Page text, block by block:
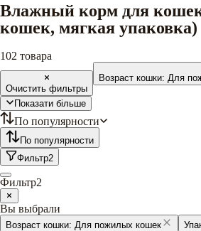
Влажный корм для
кошек, мягкая упаковка)
102 товара
Очистить фильтры
Возраст кошки: Для
Показати більше
По популярности
По популярности
Фильтр2
Фильтр2
Вы выбрали
Возраст кошки: Для пожилых кошек